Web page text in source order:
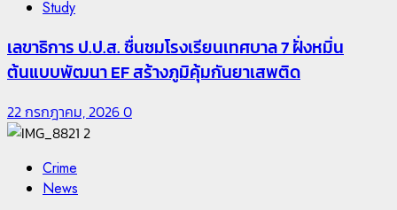
Study
เลขาธิการ ป.ป.ส. ชื่นชมโรงเรียนเทศบาล 7 ฝั่งหมิ่น
ต้นแบบพัฒนา EF สร้างภูมิคุ้มกันยาเสพติด
22 กรกฎาคม, 20260
2
Crime
News